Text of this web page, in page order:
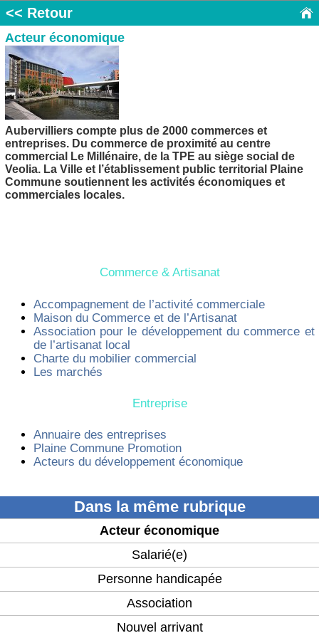
<< Retour
Acteur économique
Aubervilliers compte plus de 2000 commerces et
entreprises. Du commerce de proximité au centre
commercial Le Millénaire, de la TPE au siège social de
Veolia. La Ville et l’établissement public territorial Plaine
Commune soutiennent les activités économiques et
commerciales locales.
Commerce & Artisanat
Accompagnement de l’activité commerciale
Maison du Commerce et de l’Artisanat
Association pour le développement du commerce et
de l’artisanat local
Charte du mobilier commercial
Les marchés
Entreprise
Annuaire des entreprises
Plaine Commune Promotion
Acteurs du développement économique
Dans la même rubrique
Acteur économique
Salarié(e)
Personne handicapée
Association
Nouvel arrivant